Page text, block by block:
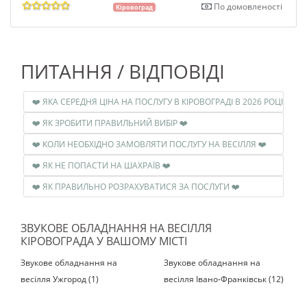
Кіровоград По домовленості
ПИТАННЯ / ВІДПОВІДІ
❤️ ЯК ЗРОБИТИ ПРАВИЛЬНИЙ ВИБІР ❤️
❤️ КОЛИ НЕОБХІДНО ЗАМОВЛЯТИ ПОСЛУГУ НА ВЕСІЛЛЯ ❤️
❤️ ЯК НЕ ПОПАСТИ НА ШАХРАЇВ ❤️
❤️ ЯК ПРАВИЛЬНО РОЗРАХУВАТИСЯ ЗА ПОСЛУГИ ❤️
ЗВУКОВЕ ОБЛАДНАННЯ НА ВЕСІЛЛЯ
КІРОВОГРАДА У ВАШОМУ МІСТІ
Звукове обладнання на
весілля Ужгород (1)
Звукове обладнання на
весілля Івано-Франківськ (12)